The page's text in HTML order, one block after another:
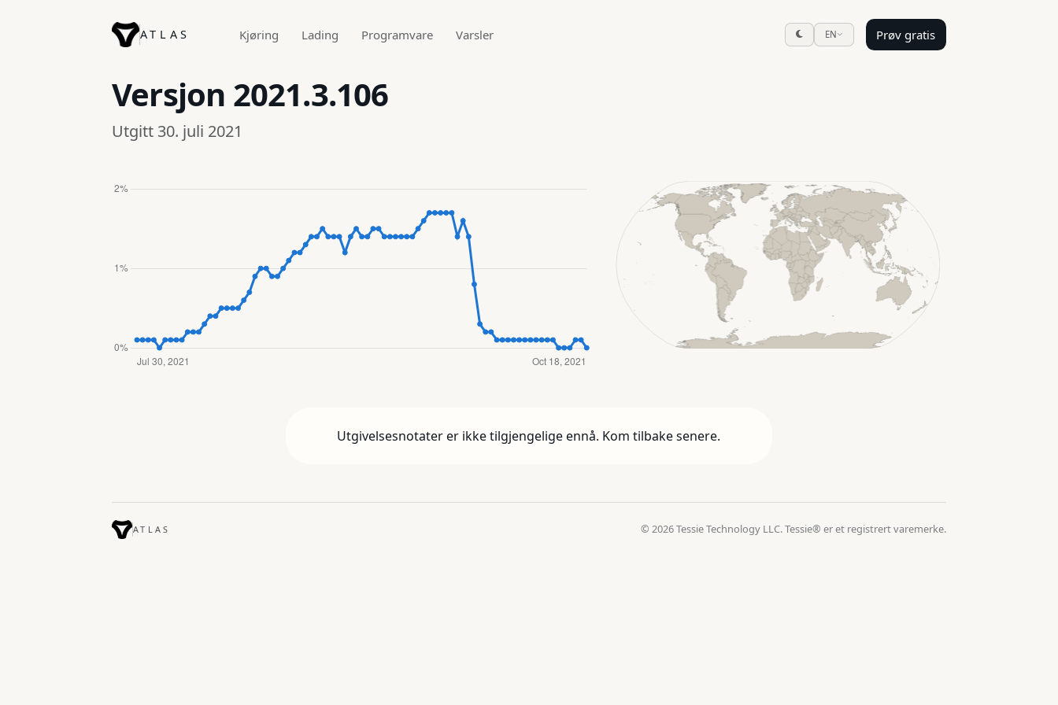
ATLAS Kjøring Lading Programvare Varsler EN Prøv gratis
Versjon 2021.3.106
Utgitt 30. juli 2021
Utgivelsesnotater er ikke tilgjengelige ennå. Kom tilbake senere.
ATLAS © 2026 Tessie Technology LLC. Tessie® er et registrert varemerke.